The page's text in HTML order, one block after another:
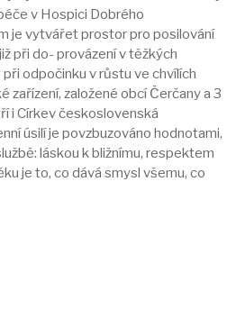
v Hospici Dobrého
je vytvářet prostor pro posilování
při do- provázení v těžkých
odpočinku v růstu ve chvílích
zařízení, založené obcí Čerčany a 3
i Církev československá
úsilí je povzbuzováno hodnotami,
láskou k bližnímu, respektem
je to, co dává smysl všemu, co